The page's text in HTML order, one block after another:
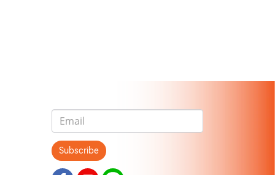
Subscribe